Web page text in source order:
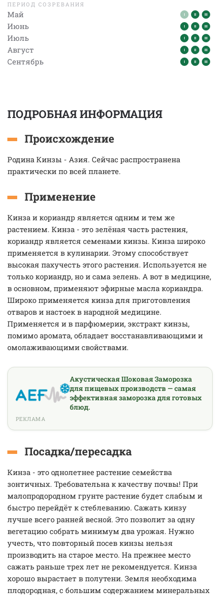
ПЕРИОД СОЗРЕВАНИЯ
Май
Июнь
Июль
Август
Сентябрь
ПОДРОБНАЯ ИНФОРМАЦИЯ
Происхождение
Родина Кинзы - Азия. Сейчас распространена
практически по всей планете.
Применение
Кинза и кориандр является одним и тем же
растением. Кинза - это зелёная часть растения,
кориандр является семенами кинзы. Кинза широко
применяется в кулинарии. Этому способствует
высокая пахучесть этого растения. Используется не
только кориандр, но и сама зелень. А вот в медицине,
в основном, применяют эфирные масла кориандра.
Широко применяется кинза для приготовления
отваров и настоек в народной медицине.
Применяется и в парфюмерии, экстракт кинзы,
помимо аромата, обладает восстанавливающими и
омолаживающими свойствами.
Акустическая Шоковая Заморозка
для пищевых производств — самая
эффективная заморозка для готовых
блюд.
РЕКЛАМА
Посадка/пересадка
Кинза - это однолетнее растение семейства
зонтичных. Требовательна к качеству почвы! При
малопродородном грунте растение будет слабым и
быстро перейдёт к стеблеванию. Сажать кинзу
лучше всего ранней весной. Это позволит за одну
вегетацию собрать минимум два урожая. Нужно
учесть, что повторный посев кинзы нельзя
производить на старое место. На прежнее место
сажать раньше трех лет не рекомендуется. Кинза
хорошо вырастает в полутени. Земля необходима
плодородная, с большим содержанием минеральных